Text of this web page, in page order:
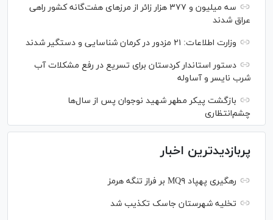
سه میلیون و ۳۷۷ هزار زائر از مرز‌های هفت‌گانه کشور راهی
عراق شدند
وزارت اطلاعات: ۲۱ مزدور در کرمان شناسایی و دستگیر شدند
دستور استاندار کردستان برای تسریع در رفع مشکلات آب
شرب نایسر و آساوله
بازگشت پیکر مطهر شهید نوجوان پس از سال‌ها
چشم‌انتظاری
پربازدیدترین اخبار
رهگیری پهپاد MQ۹ بر فراز تنگه هرمز
تخلیه شهرستان جاسک تکذیب شد